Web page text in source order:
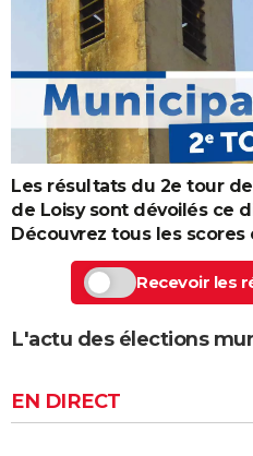
Les résultats du 2e tour
de Loisy sont dévoilés ce
Découvrez tous les scores
Recevoir les
L'actu des élections
EN DIRECT